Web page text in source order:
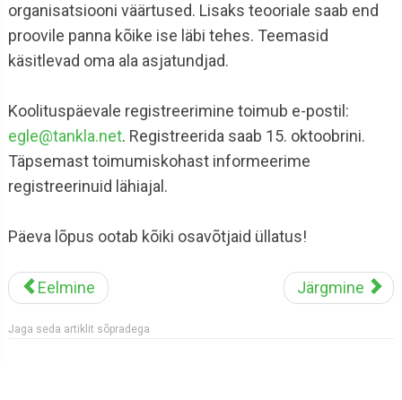
organisatsiooni väärtused. Lisaks teooriale saab end
proovile panna kõike ise läbi tehes. Teemasid
käsitlevad oma ala asjatundjad.
Koolituspäevale registreerimine toimub e-postil:
egle@tankla.net. Registreerida saab 15. oktoobrini.
Täpsemast toimumiskohast informeerime
registreerinuid lähiajal.
Päeva lõpus ootab kõiki osavõtjaid üllatus!
Eelmine Järgmine
Jaga seda artiklit sõpradega